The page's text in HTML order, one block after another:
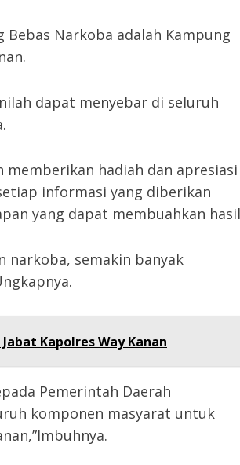
Narkoba adalah Kampung
dapat menyebar di seluruh
memberikan hadiah dan apresiasi
informasi yang diberikan
yang dapat membuahkan
narkoba, semakin banyak
Kapolres Way Kanan
Pemerintah Daerah
komponen masyarat untuk